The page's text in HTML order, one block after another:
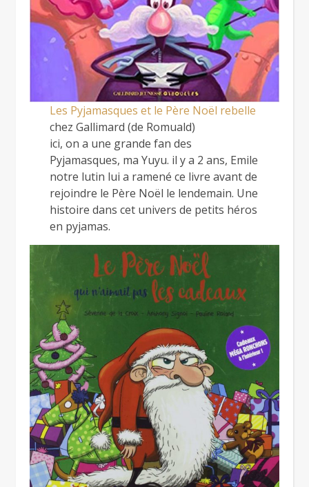
Les Pyjamasques et le Père Noël rebelle
chez Gallimard (de Romuald)
ici, on a une grande fan des
Pyjamasques, ma Yuyu. il y a 2 ans, Emile
notre lutin lui a ramené ce livre avant de
rejoindre le Père Noël le lendemain. Une
histoire dans cet univers de petits héros
en pyjamas.